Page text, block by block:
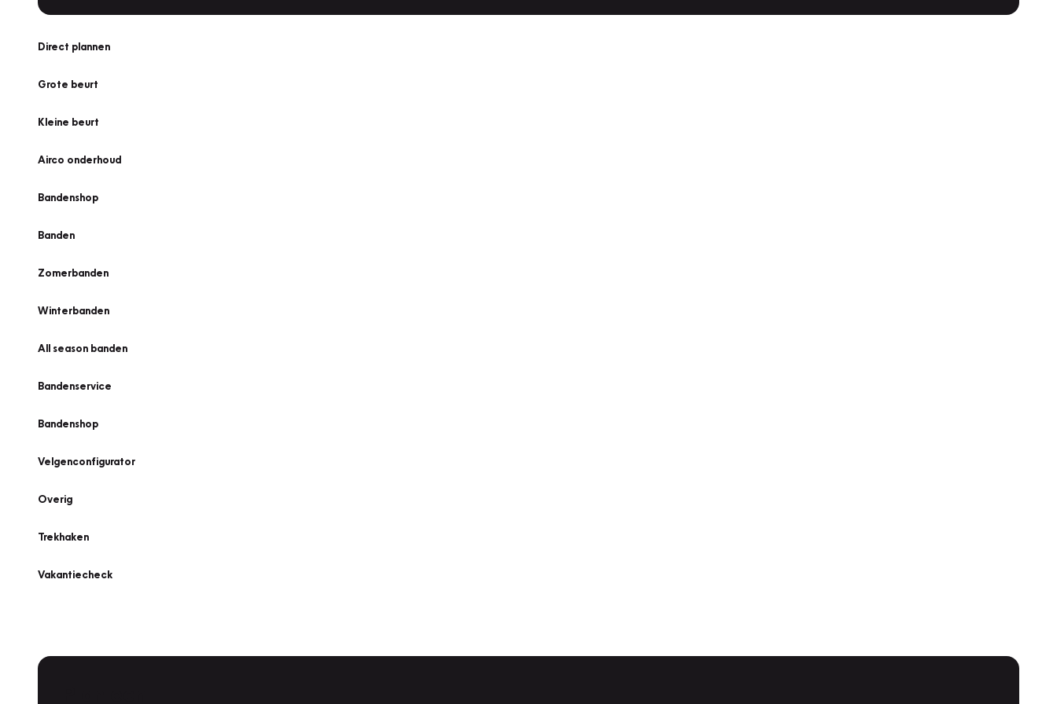
Direct plannen
Grote beurt
Kleine beurt
Airco onderhoud
Bandenshop
Banden
Zomerbanden
Winterbanden
All season banden
Bandenservice
Bandenshop
Velgenconfigurator
Overig
Trekhaken
Vakantiecheck